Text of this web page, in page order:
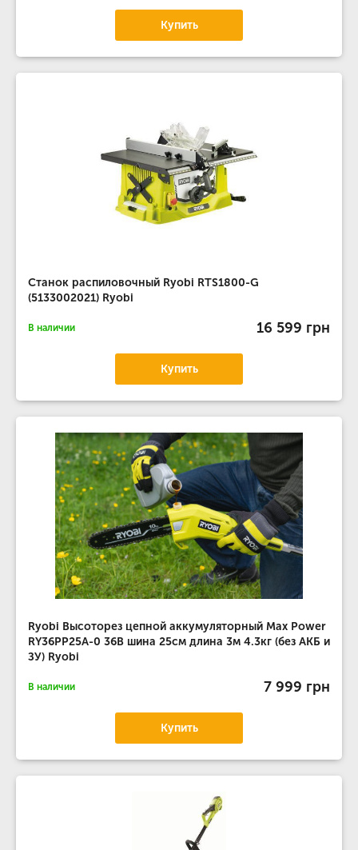
Купить
Станок распиловочный Ryobi RTS1800-G
(5133002021) Ryobi
В наличии 16 599 грн
Купить
Ryobi Высоторез цепной аккумуляторный Max Power
RY36PP25A-0 36В шина 25см длина 3м 4.3кг (без АКБ и
ЗУ) Ryobi
В наличии 7 999 грн
Купить